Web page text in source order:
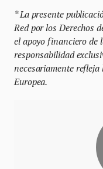
* La presente
Red por los Derechos
el apoyo financiero de
responsabilidad
necesariamente
Europea.